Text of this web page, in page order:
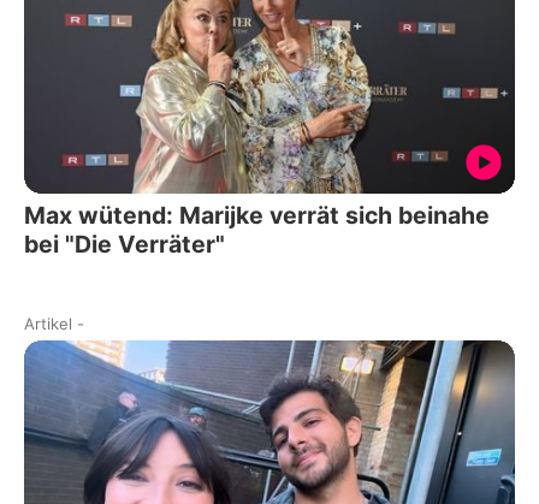
Max wütend: Marijke verrät sich beinahe
bei "Die Verräter"
Artikel -